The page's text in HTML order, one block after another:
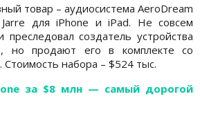
товар – аудиосистема AeroDream
для iPhone и iPad. Не совсем
преследовал создатель устройства
но продают его в комплекте со
Стоимость набора – $524 тыс.
за $8 млн — самый дорогой